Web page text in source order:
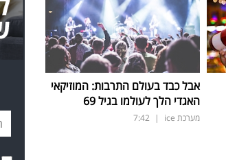
אבל כבד בעולם התרבות: המוזיקאי
האגדי הלך לעולמו בגיל 69
מערכת ice |
7:42